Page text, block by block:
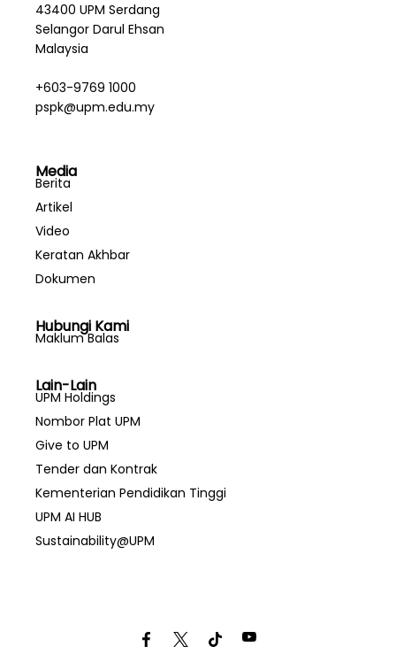
43400 UPM Serdang
Selangor Darul Ehsan
Malaysia
+603-9769 1000
pspk@upm.edu.my
Media
Berita
Artikel
Video
Keratan Akhbar
Dokumen
Hubungi Kami
Maklum Balas
Lain-Lain
UPM Holdings
Nombor Plat UPM
Give to UPM
Tender dan Kontrak
Kementerian Pendidikan Tinggi
UPM AI HUB
Sustainability@UPM